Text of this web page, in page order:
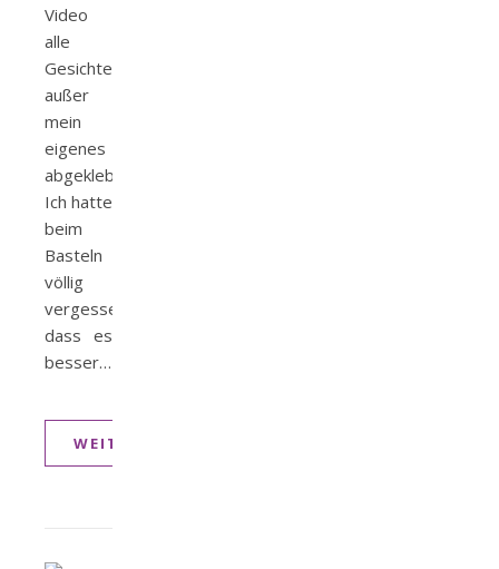
Video
alle
Gesichter
außer
mein
eigenes
abgeklebt.
Ich hatte
beim
Basteln
völlig
vergessen,
dass es
besser…
WEITERLESEN